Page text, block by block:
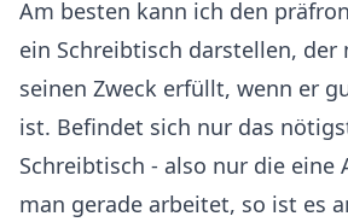
Am besten kann ich den
ein Schreibtisch darstellen, der
seinen Zweck erfüllt, wenn er
ist. Befindet sich nur das
Schreibtisch - also nur die eine
man gerade arbeitet, so ist es